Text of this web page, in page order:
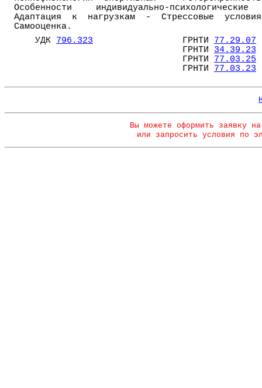
Особенности индивидуально-
Адаптация к нагрузкам - Стрессовые
Самооценка.
УДК 796.323 ГРНТИ 77.29.07
ГРНТИ 34.39.23
ГРНТИ 77.03.25
ГРНТИ 77.03.23
Вы можете оформить заявку
или запросить условия по